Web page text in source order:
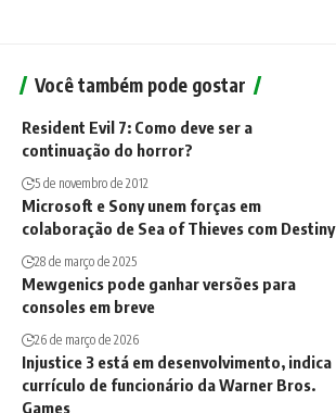
Você também pode gostar
Resident Evil 7: Como deve ser a
continuação do horror?
5 de novembro de 2012
Microsoft e Sony unem forças em
colaboração de Sea of Thieves com Destiny
28 de março de 2025
Mewgenics pode ganhar versões para
consoles em breve
26 de março de 2026
Injustice 3 está em desenvolvimento, indica
currículo de funcionário da Warner Bros.
Games